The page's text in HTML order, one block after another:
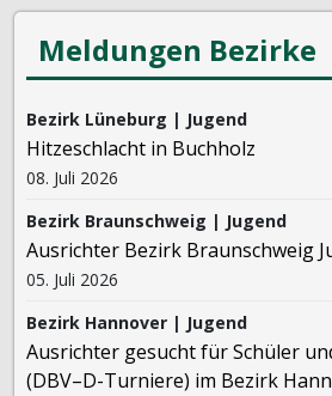
Meldungen Bezirke
Bezirk Lüneburg | Jugend
Hitzeschlacht in Buchholz
08. Juli 2026
Bezirk Braunschweig | Jugend
Ausrichter Bezirk Braunschweig
05. Juli 2026
Bezirk Hannover | Jugend
Ausrichter gesucht für Schüler
(DBV–D-Turniere) im Bezirk